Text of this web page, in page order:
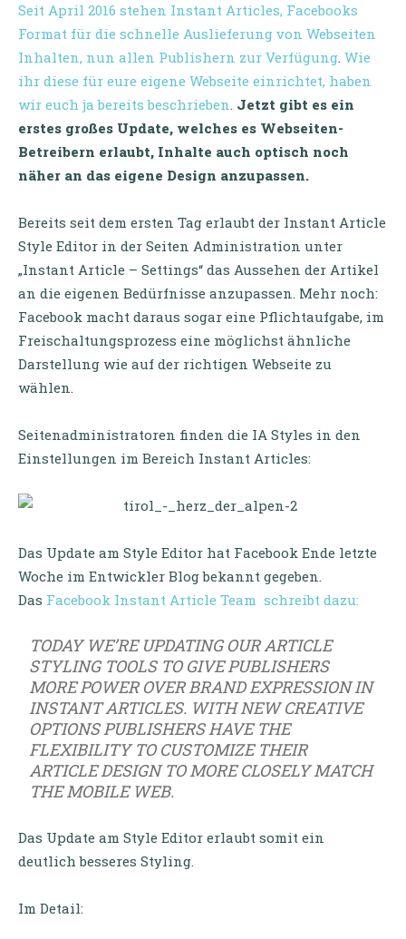
Seit April 2016 stehen Instant Articles, Facebooks
Format für die schnelle Auslieferung von Webseiten
Inhalten, nun allen Publishern zur Verfügung. Wie
ihr diese für eure eigene Webseite einrichtet, haben
wir euch ja bereits beschrieben. Jetzt gibt es ein
erstes großes Update, welches es Webseiten-
Betreibern erlaubt, Inhalte auch optisch noch
näher an das eigene Design anzupassen.
Bereits seit dem ersten Tag erlaubt der Instant Article
Style Editor in der Seiten Administration unter
„Instant Article – Settings“ das Aussehen der Artikel
an die eigenen Bedürfnisse anzupassen. Mehr noch:
Facebook macht daraus sogar eine Pflichtaufgabe, im
Freischaltungsprozess eine möglichst ähnliche
Darstellung wie auf der richtigen Webseite zu
wählen.
Seitenadministratoren finden die IA Styles in den
Einstellungen im Bereich Instant Articles:
Das Update am Style Editor hat Facebook Ende letzte
Woche im Entwickler Blog bekannt gegeben.
Das Facebook Instant Article Team schreibt dazu:
TODAY WE’RE UPDATING OUR ARTICLE
STYLING TOOLS TO GIVE PUBLISHERS
MORE POWER OVER BRAND EXPRESSION IN
INSTANT ARTICLES. WITH NEW CREATIVE
OPTIONS PUBLISHERS HAVE THE
FLEXIBILITY TO CUSTOMIZE THEIR
ARTICLE DESIGN TO MORE CLOSELY MATCH
THE MOBILE WEB.
Das Update am Style Editor erlaubt somit ein
deutlich besseres Styling.
Im Detail: